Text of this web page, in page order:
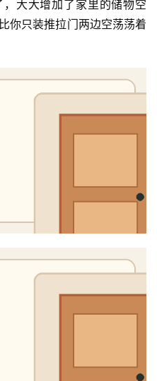
大大增加了家里的储物空
你只装推拉门两边空荡荡着